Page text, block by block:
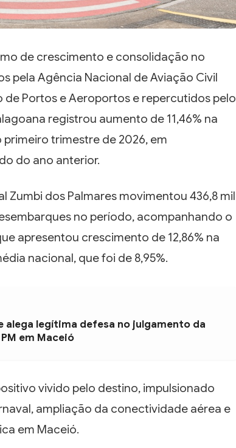
de crescimento e consolidação no
pela Agência Nacional de Aviação Civil
de Portos e Aeroportos e repercutidos pelo
registrou aumento de 11,46% na
trimestre de 2026, em
do ano anterior.
dos Palmares movimentou 436,8 mil
no período, acompanhando o
apresentou crescimento de 12,86% na
nacional, que foi de 8,95%.
alega legítima defesa no julgamento da
em Maceió
vivido pelo destino, impulsionado
ampliação da conectividade aérea e
em Maceió.